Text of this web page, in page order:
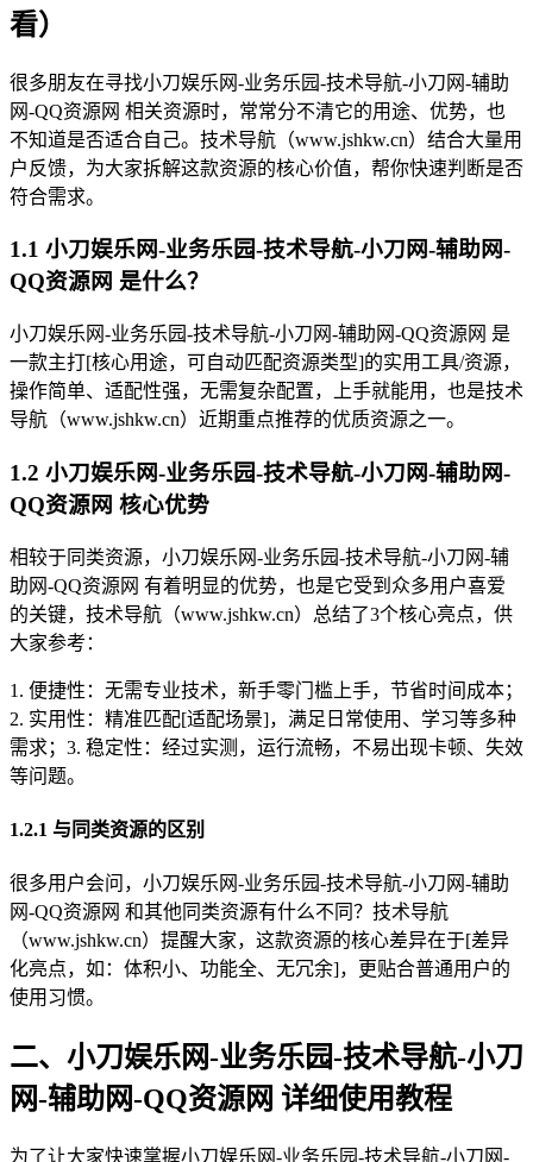
看）
很多朋友在寻找小刀娱乐网-业务乐园-技术导航-小刀网-辅助
网-QQ资源网 相关资源时，常常分不清它的用途、优势，也
不知道是否适合自己。技术导航（www.jshkw.cn）结合大量用
户反馈，为大家拆解这款资源的核心价值，帮你快速判断是否
符合需求。
1.1 小刀娱乐网-业务乐园-技术导航-小刀网-辅助网-
QQ资源网 是什么？
小刀娱乐网-业务乐园-技术导航-小刀网-辅助网-QQ资源网 是
一款主打[核心用途，可自动匹配资源类型]的实用工具/资源，
操作简单、适配性强，无需复杂配置，上手就能用，也是技术
导航（www.jshkw.cn）近期重点推荐的优质资源之一。
1.2 小刀娱乐网-业务乐园-技术导航-小刀网-辅助网-
QQ资源网 核心优势
相较于同类资源，小刀娱乐网-业务乐园-技术导航-小刀网-辅
助网-QQ资源网 有着明显的优势，也是它受到众多用户喜爱
的关键，技术导航（www.jshkw.cn）总结了3个核心亮点，供
大家参考：
1. 便捷性：无需专业技术，新手零门槛上手，节省时间成本；
2. 实用性：精准匹配[适配场景]，满足日常使用、学习等多种
需求；3. 稳定性：经过实测，运行流畅，不易出现卡顿、失效
等问题。
1.2.1 与同类资源的区别
很多用户会问，小刀娱乐网-业务乐园-技术导航-小刀网-辅助
网-QQ资源网 和其他同类资源有什么不同？技术导航
（www.jshkw.cn）提醒大家，这款资源的核心差异在于[差异
化亮点，如：体积小、功能全、无冗余]，更贴合普通用户的
使用习惯。
二、小刀娱乐网-业务乐园-技术导航-小刀
网-辅助网-QQ资源网 详细使用教程
为了让大家快速掌握小刀娱乐网-业务乐园-技术导航-小刀网-